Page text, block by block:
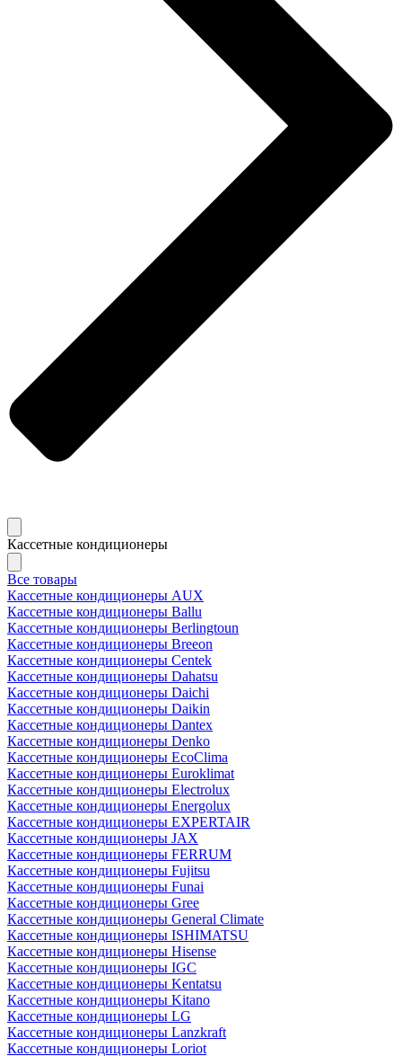
Кассетные кондиционеры
Все товары
Кассетные кондиционеры AUX
Кассетные кондиционеры Ballu
Кассетные кондиционеры Berlingtoun
Кассетные кондиционеры Breeon
Кассетные кондиционеры Centek
Кассетные кондиционеры Dahatsu
Кассетные кондиционеры Daichi
Кассетные кондиционеры Daikin
Кассетные кондиционеры Dantex
Кассетные кондиционеры Denko
Кассетные кондиционеры EcoClima
Кассетные кондиционеры Euroklimat
Кассетные кондиционеры Electrolux
Кассетные кондиционеры Energolux
Кассетные кондиционеры EXPERTAIR
Кассетные кондиционеры JAX
Кассетные кондиционеры FERRUM
Кассетные кондиционеры Fujitsu
Кассетные кондиционеры Funai
Кассетные кондиционеры Gree
Кассетные кондиционеры General Climate
Кассетные кондиционеры ISHIMATSU
Кассетные кондиционеры Hisense
Кассетные кондиционеры IGC
Кассетные кондиционеры Kentatsu
Кассетные кондиционеры Kitano
Кассетные кондиционеры LG
Кассетные кондиционеры Lanzkraft
Кассетные кондиционеры Loriot